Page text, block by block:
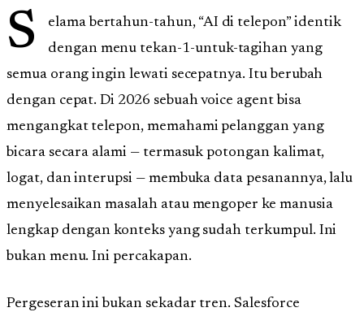
S
elama bertahun-tahun, “AI di telepon” identik
dengan menu tekan-1-untuk-tagihan yang
semua orang ingin lewati secepatnya. Itu berubah
dengan cepat. Di 2026 sebuah voice agent bisa
mengangkat telepon, memahami pelanggan yang
bicara secara alami — termasuk potongan kalimat,
logat, dan interupsi — membuka data pesanannya, lalu
menyelesaikan masalah atau mengoper ke manusia
lengkap dengan konteks yang sudah terkumpul. Ini
bukan menu. Ini percakapan.
Pergeseran ini bukan sekadar tren. Salesforce